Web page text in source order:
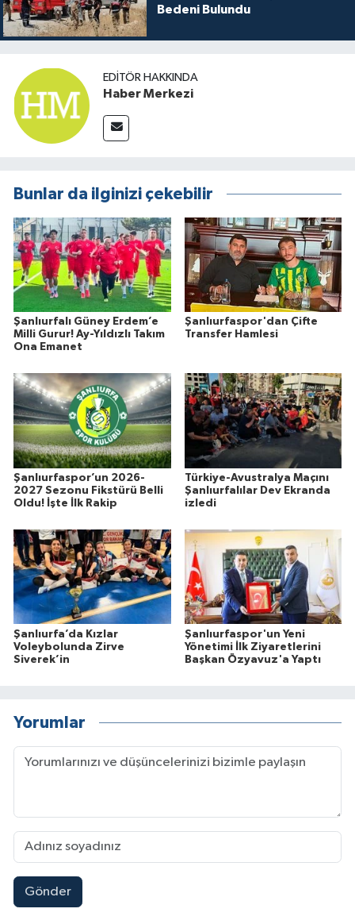
Bedeni Bulundu
EDITÖR HAKKINDA
Haber Merkezi
Bunlar da ilginizi çekebilir
Şanlıurfalı Güney Erdem’e
Milli Gurur! Ay-Yıldızlı Takım
Ona Emanet
Şanlıurfaspor'dan Çifte
Transfer Hamlesi
Şanlıurfaspor’un 2026-
2027 Sezonu Fikstürü Belli
Oldu! İşte İlk Rakip
Türkiye-Avustralya Maçını
Şanlıurfalılar Dev Ekranda
izledi
Şanlıurfa’da Kızlar
Voleybolunda Zirve
Siverek’in
Şanlıurfaspor'un Yeni
Yönetimi İlk Ziyaretlerini
Başkan Özyavuz'a Yaptı
Yorumlar
Gönder